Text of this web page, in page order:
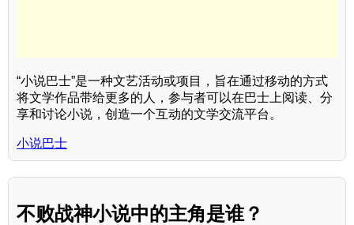
“小说巴士”是一种文艺活动或项目，旨在通过移动的方式
将文学作品带给更多的人，参与者可以在巴士上阅读、分
享和讨论小说，创造一个互动的文学交流平台。
小说巴士
不败战神小说中的主角是谁？